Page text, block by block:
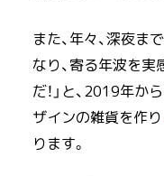
また、年々、深夜ま
なり、寄る年波を実
だ！」と、2019年
ザインの雑貨を作り
ります。